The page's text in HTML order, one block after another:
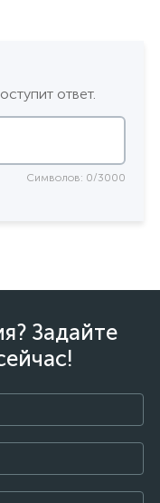
ответ.
Символов: 0/3000
Задайте